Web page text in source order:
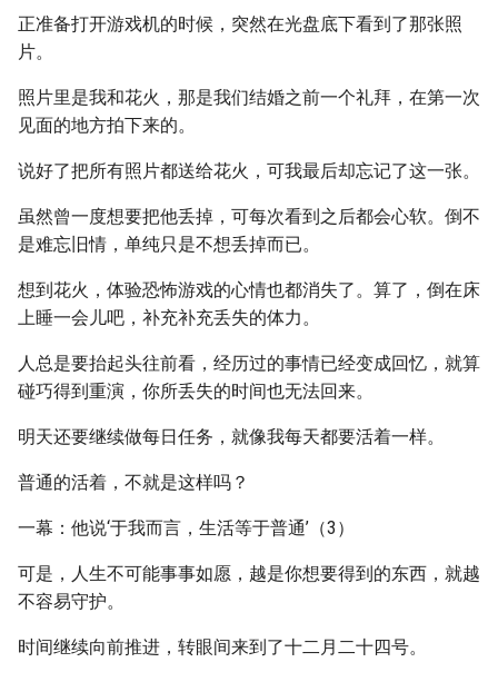
正准备打开游戏机的时候，突然在光盘底下看到了那张照
片。
照片里是我和花火，那是我们结婚之前一个礼拜，在第一次
见面的地方拍下来的。
说好了把所有照片都送给花火，可我最后却忘记了这一张。
虽然曾一度想要把他丢掉，可每次看到之后都会心软。倒不
是难忘旧情，单纯只是不想丢掉而已。
想到花火，体验恐怖游戏的心情也都消失了。算了，倒在床
上睡一会儿吧，补充补充丢失的体力。
人总是要抬起头往前看，经历过的事情已经变成回忆，就算
碰巧得到重演，你所丢失的时间也无法回来。
明天还要继续做每日任务，就像我每天都要活着一样。
普通的活着，不就是这样吗？
一幕：他说‘于我而言，生活等于普通’（3）
可是，人生不可能事事如愿，越是你想要得到的东西，就越
不容易守护。
时间继续向前推进，转眼间来到了十二月二十四号。